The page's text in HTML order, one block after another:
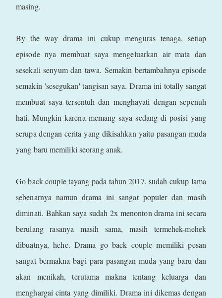
masing.
By the way drama ini cukup menguras tenaga, setiap
episode nya membuat saya mengeluarkan air mata dan
sesekali senyum dan tawa. Semakin bertambahnya episode
semakin 'sesegukan' tangisan saya. Drama ini totally sangat
membuat saya tersentuh dan menghayati dengan sepenuh
hati. Mungkin karena memang saya sedang di posisi yang
serupa dengan cerita yang dikisahkan yaitu pasangan muda
yang baru memiliki seorang anak.
Go back couple tayang pada tahun 2017, sudah cukup lama
sebenarnya namun drama ini sangat populer dan masih
diminati. Bahkan saya sudah 2x menonton drama ini secara
berulang rasanya masih sama, masih termehek-mehek
dibuatnya, hehe. Drama go back couple memiliki pesan
sangat bermakna bagi para pasangan muda yang baru dan
akan menikah, terutama makna tentang keluarga dan
menghargai cinta yang dimiliki. Drama ini dikemas dengan